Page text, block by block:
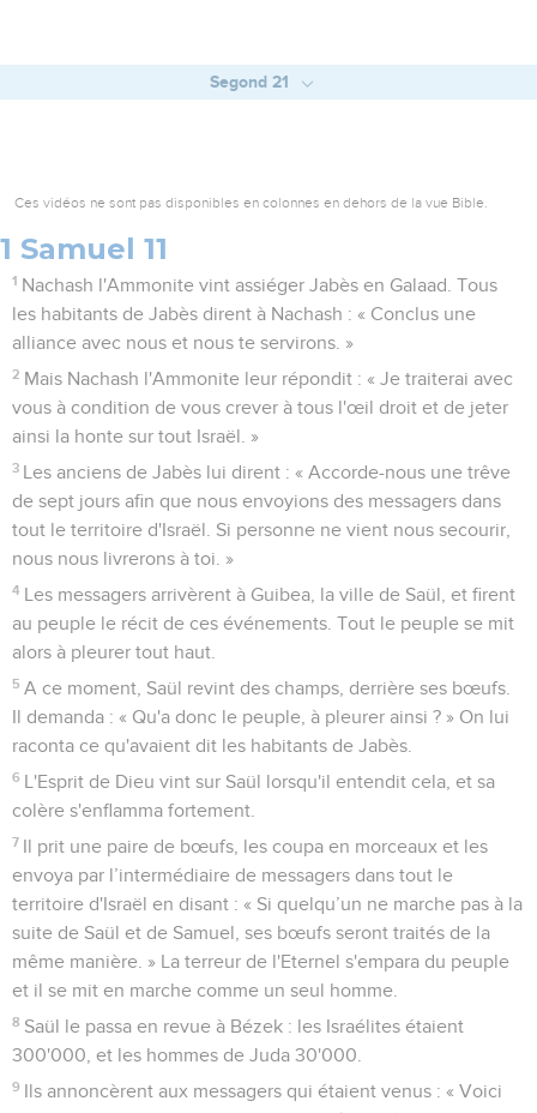
Segond 21
Ces vidéos ne sont pas disponibles en colonnes en dehors de la vue Bible.
1 Samuel 11
1 Nachash l'Ammonite vint assiéger Jabès en Galaad. Tous
les habitants de Jabès dirent à Nachash : « Conclus une
alliance avec nous et nous te servirons. »
2 Mais Nachash l'Ammonite leur répondit : « Je traiterai avec
vous à condition de vous crever à tous l'œil droit et de jeter
ainsi la honte sur tout Israël. »
3 Les anciens de Jabès lui dirent : « Accorde-nous une trêve
de sept jours afin que nous envoyions des messagers dans
tout le territoire d'Israël. Si personne ne vient nous secourir,
nous nous livrerons à toi. »
4 Les messagers arrivèrent à Guibea, la ville de Saül, et firent
au peuple le récit de ces événements. Tout le peuple se mit
alors à pleurer tout haut.
5 A ce moment, Saül revint des champs, derrière ses bœufs.
Il demanda : « Qu'a donc le peuple, à pleurer ainsi ? » On lui
raconta ce qu'avaient dit les habitants de Jabès.
6 L'Esprit de Dieu vint sur Saül lorsqu'il entendit cela, et sa
colère s'enflamma fortement.
7 Il prit une paire de bœufs, les coupa en morceaux et les
envoya par l’intermédiaire de messagers dans tout le
territoire d'Israël en disant : « Si quelqu’un ne marche pas à la
suite de Saül et de Samuel, ses bœufs seront traités de la
même manière. » La terreur de l'Eternel s'empara du peuple
et il se mit en marche comme un seul homme.
8 Saül le passa en revue à Bézek : les Israélites étaient
300'000, et les hommes de Juda 30'000.
9 Ils annoncèrent aux messagers qui étaient venus : « Voici